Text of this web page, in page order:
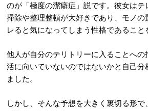
のが「極度の潔癖症」説です。 彼女はテ
掃除や整理整頓が大好きであり、モノ
レると気になってしまう性格であること
他人が自分のテリトリーに入ることへの
活に向いていないのではないかと自己分
ました。
しかし、そんな予想を大きく裏切る形